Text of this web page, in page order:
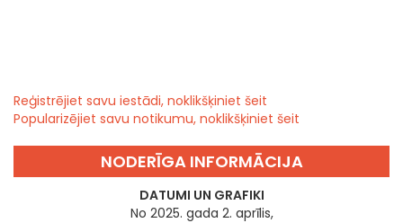
Reģistrējiet savu iestādi, noklikšķiniet šeit
Popularizējiet savu notikumu, noklikšķiniet šeit
NODERĪGA INFORMĀCIJA
DATUMI UN GRAFIKI
No 2025. gada 2. aprīlis,